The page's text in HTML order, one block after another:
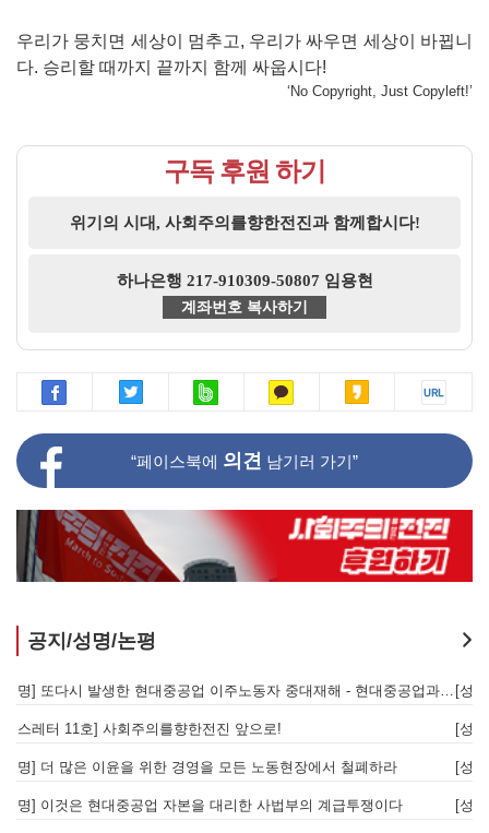
우리가 뭉치면 세상이 멈추고, 우리가 싸우면 세상이 바뀝니
다. 승리할 때까지 끝까지 함께 싸웁시다!
‘No Copyright, Just Copyleft!’
구독 후원 하기
위기의 시대, 사회주의를향한전진과 함께합시다!
하나은행 217-910309-50807 임용현
계좌번호 복사하기
“페이스북에 의견 남기러 가기”
공지/성명/논평
[성명] 기업 범죄 방패막이 사법부, 변하지 않는 체제의 실체 - 아리셀 참사 주범 박순관 4년 선고에 부쳐
[성명] 이재명 정부와 CU 원청이 서광석을 죽였다! - 고 서광석 동지의 죽음을 애도하며
[성명] 고진수를 즉각 석방하라! 감옥에 가야할 자는 주명건과 정근식이다!
[성명] 이재명정부·서울시교육청·경찰의 폭력 탄압을 규탄한다! 지혜복 교사와 연대자들을 즉각 석방하라!